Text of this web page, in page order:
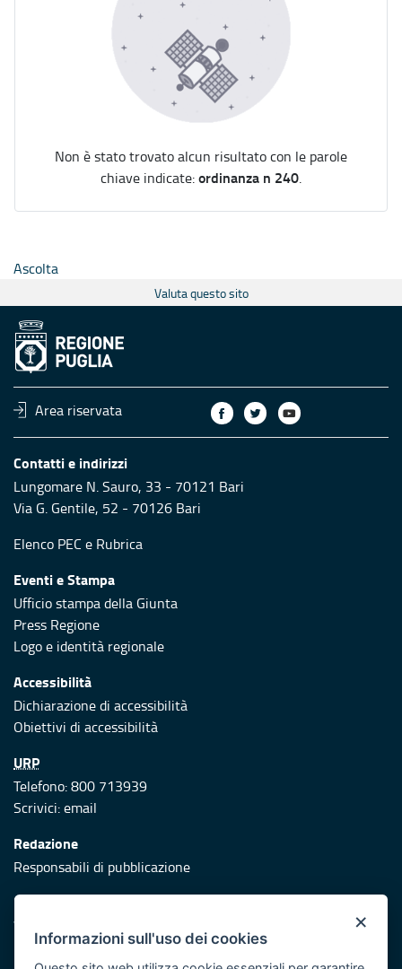
Non è stato trovato alcun risultato con le parole
chiave indicate:ordinanza n 240.
Ascolta
Valuta questo sito
Area riservata
Contatti e indirizzi
Lungomare N. Sauro, 33 - 70121 Bari
Via G. Gentile, 52 - 70126 Bari
Elenco PEC e Rubrica
Eventi e Stampa
Ufficio stampa della Giunta
Press Regione
Logo e identità regionale
Accessibilità
Dichiarazione di accessibilità
Obiettivi di accessibilità
URP
Telefono: 800 713939
Scrivici:email
Redazione
Responsabili di pubblicazione
Protezione civile
Vai al sito di Protezione Civile Puglia
Iniziativa finanziata con risorse del POR Puglia 2014/2020 -
×
Informazioni sull'uso dei cookies